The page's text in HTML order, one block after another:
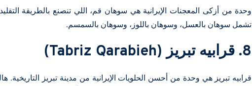
وحدة من أزكى المعجنات الإيرانية هي سوهان قم، اللي تنصنع بالطريقة
تشمل سوهان بالعسل، وسوهان باللوز، وسوهان بالسمسم.
8. قرابيه تبريز (Tabriz Qarabieh)
قرابيه تبريز هي وحدة من أحسن الحلويات الإيرانية من مدينة تبريز التاريخية.